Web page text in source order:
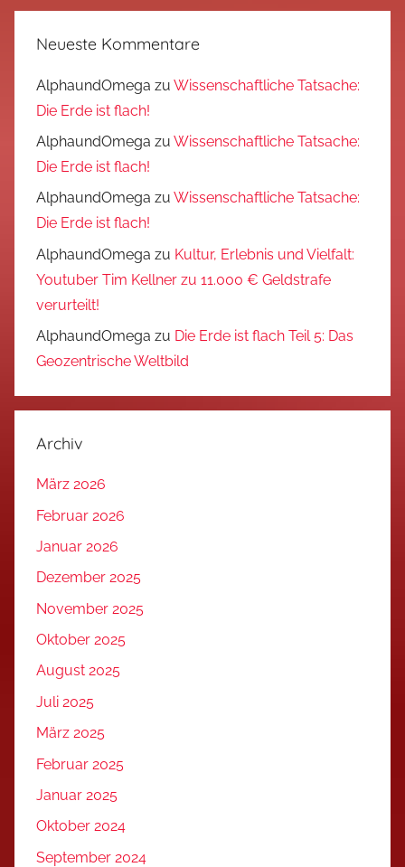
Neueste Kommentare
AlphaundOmega zu Wissenschaftliche Tatsache:
Die Erde ist flach!
AlphaundOmega zu Wissenschaftliche Tatsache:
Die Erde ist flach!
AlphaundOmega zu Wissenschaftliche Tatsache:
Die Erde ist flach!
AlphaundOmega zu Kultur, Erlebnis und Vielfalt:
Youtuber Tim Kellner zu 11.000 € Geldstrafe
verurteilt!
AlphaundOmega zu Die Erde ist flach Teil 5: Das
Geozentrische Weltbild
Archiv
März 2026
Februar 2026
Januar 2026
Dezember 2025
November 2025
Oktober 2025
August 2025
Juli 2025
März 2025
Februar 2025
Januar 2025
Oktober 2024
September 2024